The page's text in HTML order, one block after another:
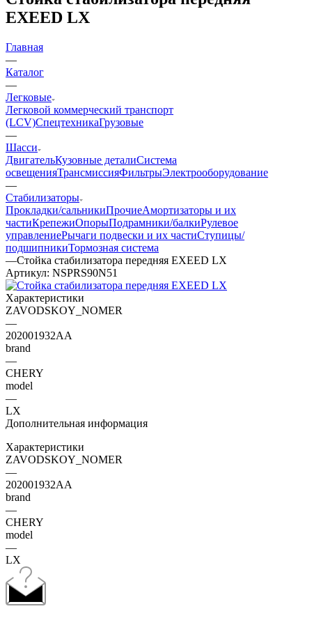
EXEED LX
Главная
—
Каталог
—
Легковые
Легковой коммерческий транспорт
(LCV)СпецтехникаГрузовые
—
Шасси
ДвигательКузовные деталиСистема
освещенияТрансмиссияФильтрыЭлектрооборудование
—
Стабилизаторы
Прокладки/сальникиПрочиеАмортизаторы и их
частиКрепежиОпорыПодрамники/балкиРулевое
управлениеРычаги подвески и их частиСтупицы/
подшипникиТормозная система
—Стойка стабилизатора передняя EXEED LX
Артикул: NSPRS90N51
Характеристики
ZAVODSKOY_NOMER
—
202001932AA
brand
—
CHERY
model
—
LX
Дополнительная информация
Характеристики
ZAVODSKOY_NOMER
—
202001932AA
brand
—
CHERY
model
—
LX